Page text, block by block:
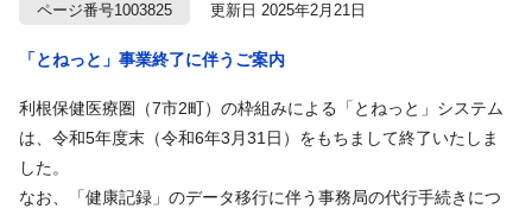
ページ番号1003825 更新日 2025年2月21日
「とねっと」事業終了に伴うご案内
利根保健医療圏（7市2町）の枠組みによる「とねっと」システム
は、令和5年度末（令和6年3月31日）をもちまして終了いたしま
した。
なお、「健康記録」のデータ移行に伴う事務局の代行手続きにつ